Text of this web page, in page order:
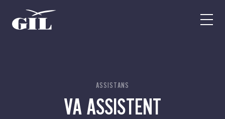
Open
Utbildningar & Event
ASSISTANS
VA ASSISTENT